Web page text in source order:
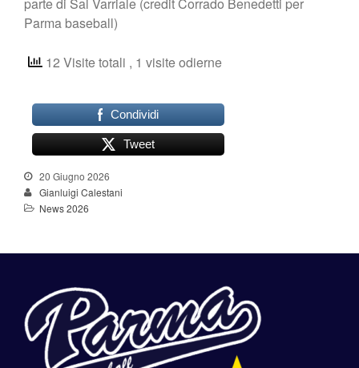
parte di Sal Varriale (credit Corrado Benedetti per
Parma baseball)
12 Visite totali , 1 visite odierne
Condividi
Tweet
20 Giugno 2026
Gianluigi Calestani
News 2026